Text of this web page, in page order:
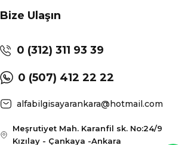
Bize Ulaşın
0 (312) 311 93 39
0 (507) 412 22 22
alfabilgisayarankara@hotmail.com
Meşrutiyet Mah. Karanfil sk. No:24/9
Kızılay - Çankaya -Ankara